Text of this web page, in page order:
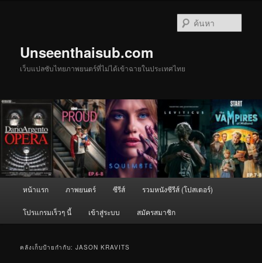
Unseenthaisub.com
เว็บแปลซับไทยภาพยนตร์ที่ไม่ได้เข้าฉายในประเทศไทย
หน้าแรก ภาพยนตร์ ซีรีส์ รวมหนังซีรีส์ (โปสเตอร์)
โปรแกรมเร็วๆ นี้ เข้าสู่ระบบ สมัครสมาชิก
คลังเก็บป้ายกำกับ:JASON KRAVITS